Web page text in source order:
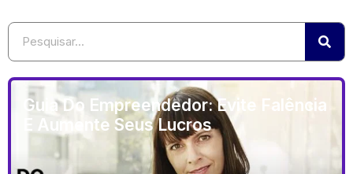
Guia Do Empreendedor: Evite Falência
E Aumente Seus Lucros